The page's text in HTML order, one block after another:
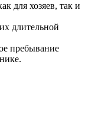
для хозяев, так и
длительной
пребывание